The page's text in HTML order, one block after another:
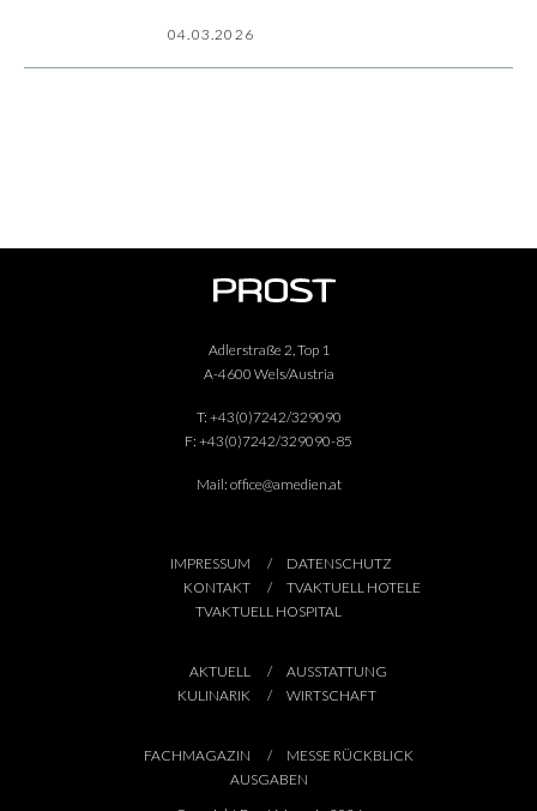
04.03.2026
Adlerstraße 2, Top 1
A-4600 Wels/Austria
T: +43(0)7242/329090
F: +43(0)7242/329090-85
Mail: office@amedien.at
IMPRESSUM
DATENSCHUTZ
KONTAKT
TVAKTUELL HOTELE
TVAKTUELL HOSPITAL
AKTUELL
AUSSTATTUNG
KULINARIK
WIRTSCHAFT
FACHMAGAZIN
MESSE RÜCKBLICK
AUSGABEN